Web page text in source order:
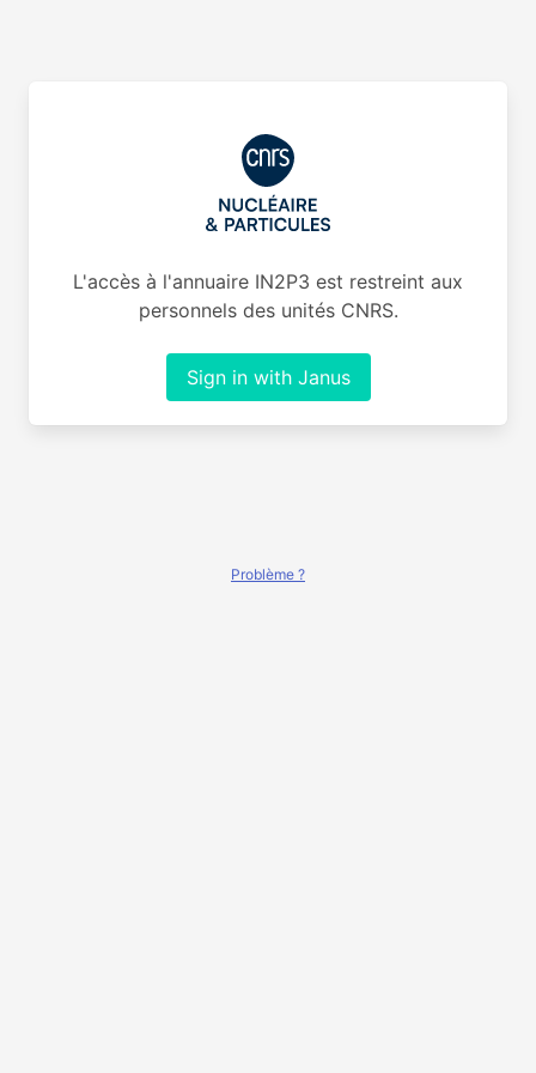
L'accès à l'annuaire IN2P3 est restreint aux
personnels des unités CNRS.
Sign in with Janus
Problème ?